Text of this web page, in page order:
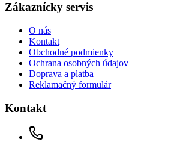
Zákaznícky servis
O nás
Kontakt
Obchodné podmienky
Ochrana osobných údajov
Doprava a platba
Reklamačný formulár
Kontakt